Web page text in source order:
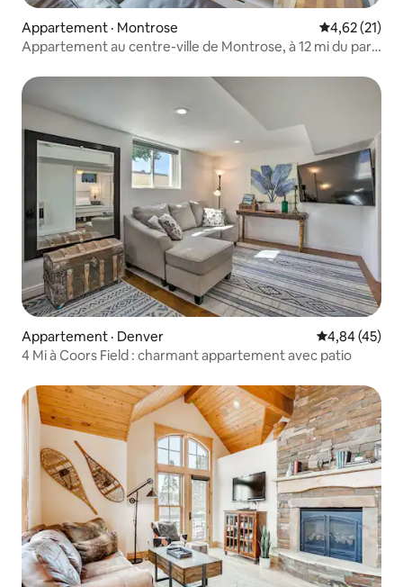
Appartement · Montrose Note
4,62 (21)
Appartement au centre-ville de Montrose, à 12 mi du parc
Appartement · Denver Note
4,84 (45)
4 Mi à Coors Field : charmant appartement avec patio